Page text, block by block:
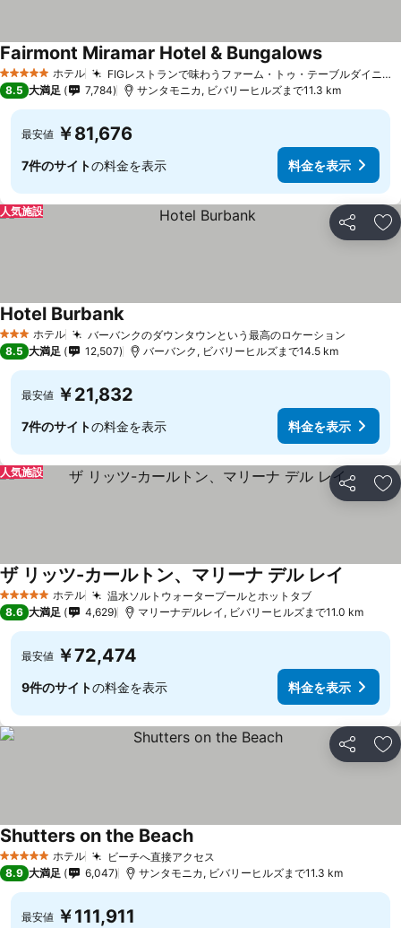
5 ホテルのランク
ホテル FIGレストランで味わうファーム・トゥ・テーブルダイニング
Fairmont Miramar Hotel & Bungalows
8.5 大満足 7,784 サンタモニカ, ビバリーヒルズまで11.3 km
最安値 ￥81,676
7件のサイトの料金を表示 料金を表示
シェア お
人気施設
3 ホテルのランク
ホテル バーバンクのダウンタウンという最高のロケーション
Hotel Burbank
8.5 大満足 12,507 バーバンク, ビバリーヒルズまで14.5 km
最安値 ￥21,832
7件のサイトの料金を表示 料金を表示
シェア お
人気施設
5 ホテルのランク
ホテル 温水ソルトウォータープールとホットタブ
ザ リッツ-カールトン、マリーナ デル レイ
8.6 大満足 4,629 マリーナデルレイ, ビバリーヒルズまで11.0 km
最安値 ￥72,474
9件のサイトの料金を表示 料金を表示
シェア お
5 ホテルのランク
ホテル ビーチへ直接アクセス
Shutters on the Beach
8.9 大満足 6,047 サンタモニカ, ビバリーヒルズまで11.3 km
最安値 ￥111,911